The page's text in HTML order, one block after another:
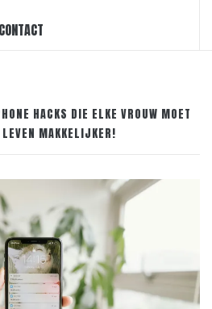
CONTACT
HACKS DIE ELKE VROUW MOET
MAKKELIJKER!